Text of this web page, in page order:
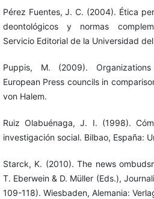
Pérez Fuentes, J. C. (2004). Ética
deontológicos y normas
Servicio Editorial de la Universidad
Puppis, M. (2009).
European Press councils in
von Halem.
Ruiz Olabuénaga, J. I. (1998).
investigación social. Bilbao, España:
Starck, K. (2010). The news
T. Eberwein & D. Müller (Eds.),
109-118). Wiesbaden, Alemania: